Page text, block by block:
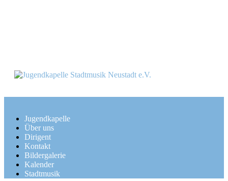
Jugendkapelle
Über uns
Dirigent
Kontakt
Bildergalerie
Kalender
Stadtmusik